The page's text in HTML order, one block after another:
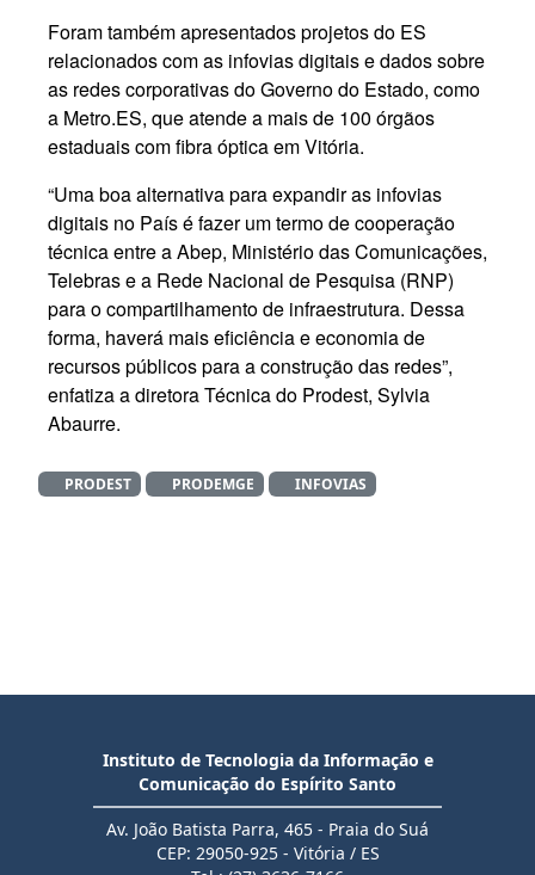
Foram também apresentados projetos do ES
relacionados com as infovias digitais e dados sobre
as redes corporativas do Governo do Estado, como
a Metro.ES, que atende a mais de 100 órgãos
estaduais com fibra óptica em Vitória.
“Uma boa alternativa para expandir as infovias
digitais no País é fazer um termo de cooperação
técnica entre a Abep, Ministério das Comunicações,
Telebras e a Rede Nacional de Pesquisa (RNP)
para o compartilhamento de infraestrutura. Dessa
forma, haverá mais eficiência e economia de
recursos públicos para a construção das redes”,
enfatiza a diretora Técnica do Prodest, Sylvia
Abaurre.
PRODEST PRODEMGE INFOVIAS
Instituto de Tecnologia da Informação e
Comunicação do Espírito Santo
Av. João Batista Parra, 465 - Praia do Suá
CEP: 29050-925 - Vitória / ES